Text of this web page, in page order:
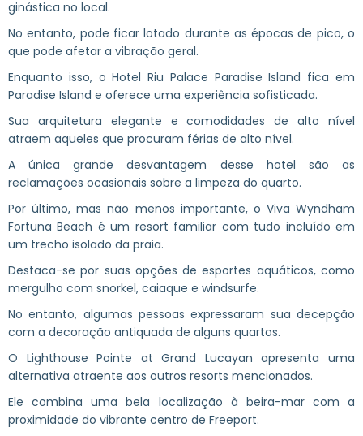
ginástica no local.
No entanto, pode ficar lotado durante as épocas de pico, o
que pode afetar a vibração geral.
Enquanto isso, o Hotel Riu Palace Paradise Island fica em
Paradise Island e oferece uma experiência sofisticada.
Sua arquitetura elegante e comodidades de alto nível
atraem aqueles que procuram férias de alto nível.
A única grande desvantagem desse hotel são as
reclamações ocasionais sobre a limpeza do quarto.
Por último, mas não menos importante, o Viva Wyndham
Fortuna Beach é um resort familiar com tudo incluído em
um trecho isolado da praia.
Destaca-se por suas opções de esportes aquáticos, como
mergulho com snorkel, caiaque e windsurfe.
No entanto, algumas pessoas expressaram sua decepção
com a decoração antiquada de alguns quartos.
O Lighthouse Pointe at Grand Lucayan apresenta uma
alternativa atraente aos outros resorts mencionados.
Ele combina uma bela localização à beira-mar com a
proximidade do vibrante centro de Freeport.